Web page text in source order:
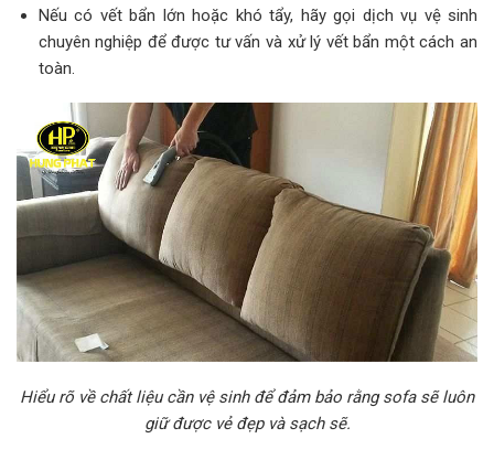
Nếu có vết bẩn lớn hoặc khó tẩy, hãy gọi dịch vụ vệ sinh
chuyên nghiệp để được tư vấn và xử lý vết bẩn một cách an
toàn.
Hiểu rõ về chất liệu cần vệ sinh để đảm bảo rằng sofa sẽ luôn
giữ được vẻ đẹp và sạch sẽ.